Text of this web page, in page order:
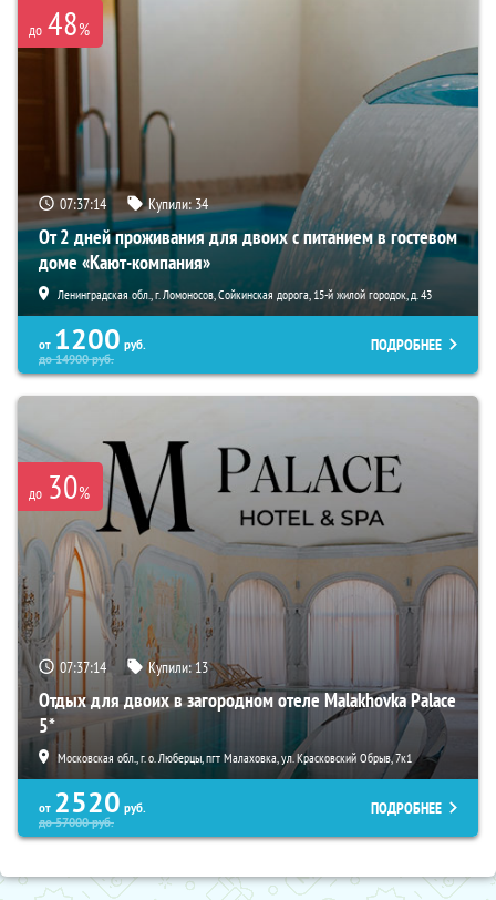
до 48%
07:37:13 Купили:34
От 2 дней проживания для двоих с питанием в гостевом
доме «Кают-компания»
Ленинградская обл., г. Ломоносов, Сойкинская дорога, 15-й жилой городок, д. 43
от 1200 руб.
до14900руб.
ПОДРОБНЕЕ
до 30%
07:37:13 Купили:13
Отдых для двоих в загородном отеле Malakhovka Palace
5*
Московская обл., г. о. Люберцы, пгт Малаховка, ул. Красковский Обрыв, 7к1
от 2520 руб.
до57000руб.
ПОДРОБНЕЕ